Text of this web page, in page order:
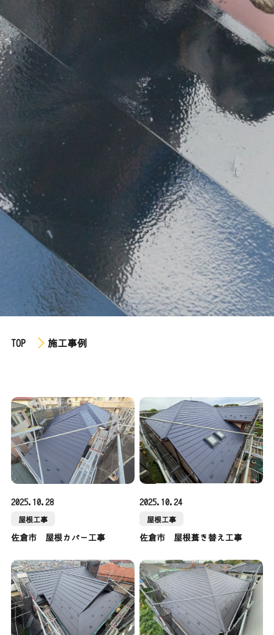
TOP 施工事例
2025.10.28
屋根工事
佐倉市 屋根カバー工事
2025.10.24
屋根工事
佐倉市 屋根葺き替え工事